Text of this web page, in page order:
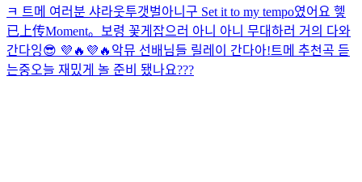
ㅋ 트메 여러분 샤라웃투갯벌아니구 Set it to my tempo였어요 헿
已上传Moment。
보령 꽃게잡으러 아니 아니 무대하러 거의 다와
간다잉😎 💜🔥💜🔥 악뮤 선배님들 릴레이 간다아!트메 추천곡 듣
는중오늘 재밌게 놀 준비 됐나요???